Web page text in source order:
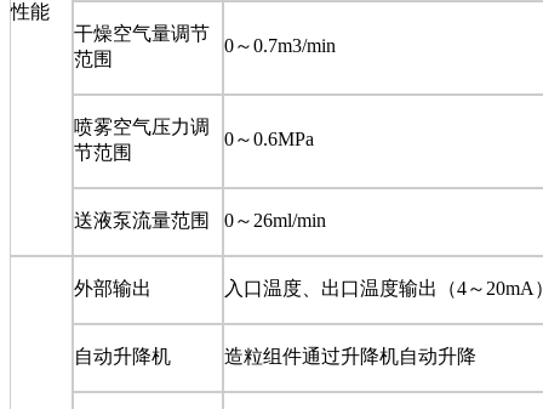
性能
干燥空气量调节
范围
0～0.7m3/min
喷雾空气压力调
节范围
0～0.6MPa
送液泵流量范围 0～ 26ml/min
外部输出 入口温度、出口温度输出（4～ 20mA
自动升降机 造粒组件通过升降机自动升降